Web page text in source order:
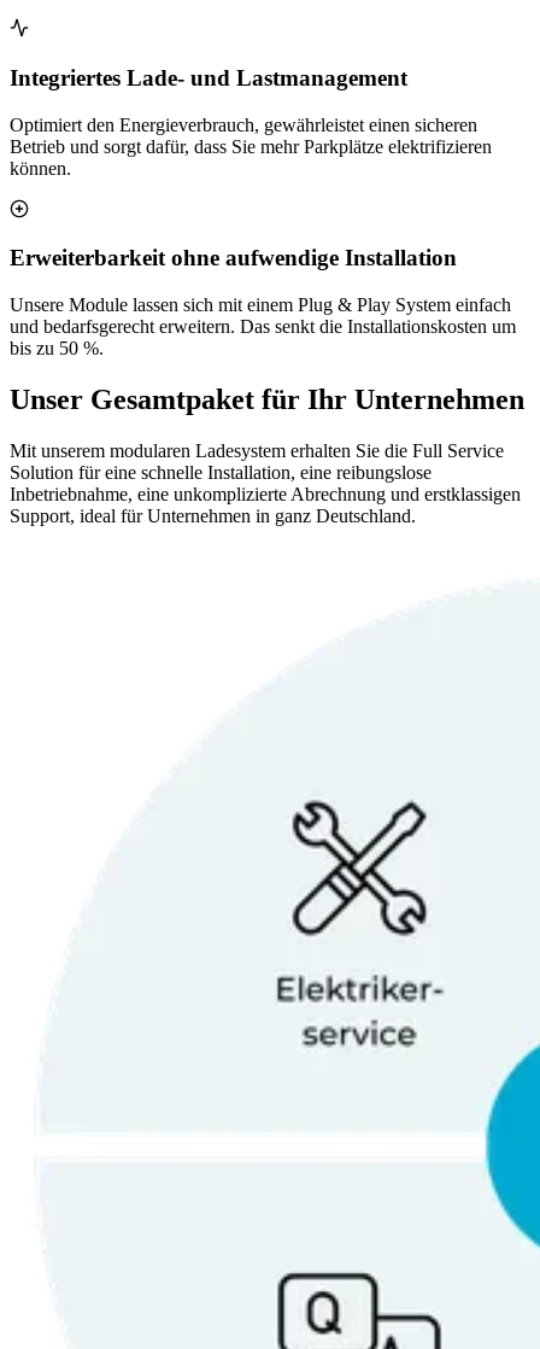
Integriertes Lade- und Lastmanagement
Optimiert den Energieverbrauch, gewährleistet einen sicheren
Betrieb und sorgt dafür, dass Sie mehr Parkplätze elektrifizieren
können.
Erweiterbarkeit ohne aufwendige Installation
Unsere Module lassen sich mit einem Plug & Play System einfach
und bedarfsgerecht erweitern. Das senkt die Installationskosten um
bis zu 50 %.
Unser Gesamtpaket für Ihr Unternehmen
Mit unserem modularen Ladesystem erhalten Sie die Full Service
Solution für eine schnelle Installation, eine reibungslose
Inbetriebnahme, eine unkomplizierte Abrechnung und erstklassigen
Support, ideal für Unternehmen in ganz Deutschland.